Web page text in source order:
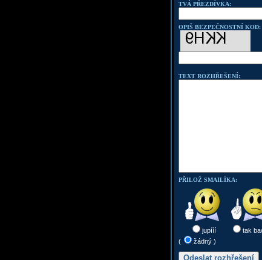
TVÁ PŘEZDÍVKA:
OPIŠ BEZPEČNOSTNÍ KOD:
TEXT ROZHŘEŠENÍ:
PŘILOŽ SMAILÍKA:
jupííí tak
(
žádný )